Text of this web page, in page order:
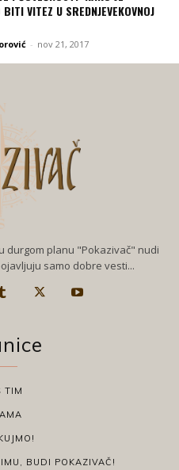
BITI VITEZ U SREDNJEVEKOVNOJ
- nov 21, 2017
durgom planu "Pokazivač" nudi
samo dobre vesti...
TIM
BUDI POKAZIVAČ!